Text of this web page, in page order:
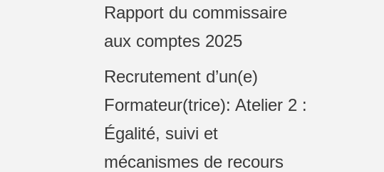
Rapport du commissaire
aux comptes 2025
Recrutement d’un(e)
Formateur(trice): Atelier 2 :
Égalité, suivi et
mécanismes de recours